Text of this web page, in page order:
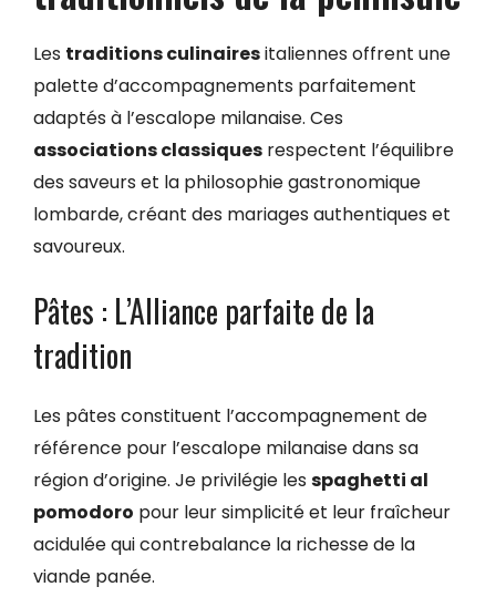
Les traditions culinairesitaliennes offrent une
palette d’accompagnements parfaitement
adaptés à l’escalope milanaise. Ces
associations classiques respectent l’équilibre
des saveurs et la philosophie gastronomique
lombarde, créant des mariages authentiques et
savoureux.
Pâtes : L’Alliance parfaite de la
tradition
Les pâtes constituent l’accompagnement de
référence pour l’escalope milanaise dans sa
région d’origine. Je privilégie les spaghetti al
pomodoro pour leur simplicité et leur fraîcheur
acidulée qui contrebalance la richesse de la
viande panée.